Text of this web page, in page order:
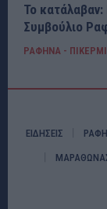
Το
Συμβούλιο
ΡΑΦΗΝΑ - ΠΙΚΕΡΜΙ
ΕΙΔΗΣΕΙΣ